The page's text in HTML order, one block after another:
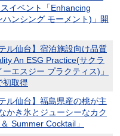
イベント「Enhancing
ンシング モーメント)」開
ル仙台】宿泊施設向け品質
An ESG Practice(サクラ
エスジー プラクティス)」
初取得
ル仙台】福島県産の桃が主
かき氷とジューシーなカク
Summer Cocktail」